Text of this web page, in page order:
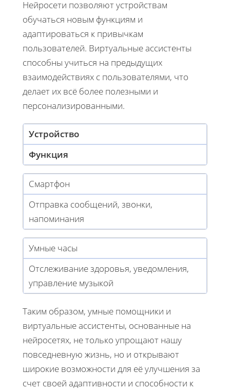
Нейросети позволяют устройствам
обучаться новым функциям и
адаптироваться к привычкам
пользователей. Виртуальные ассистенты
способны учиться на предыдущих
взаимодействиях с пользователями, что
делает их всё более полезными и
персонализированными.
Устройство
Функция
Смартфон
Отправка сообщений, звонки,
напоминания
Умные часы
Отслеживание здоровья, уведомления,
управление музыкой
Таким образом, умные помощники и
виртуальные ассистенты, основанные на
нейросетях, не только упрощают нашу
повседневную жизнь, но и открывают
широкие возможности для её улучшения за
счет своей адаптивности и способности к